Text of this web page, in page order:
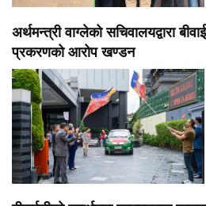
अर्थमन्त्री वाग्लेको सचिवालयद्वारा
प्रकरणको आरोप खण्डन